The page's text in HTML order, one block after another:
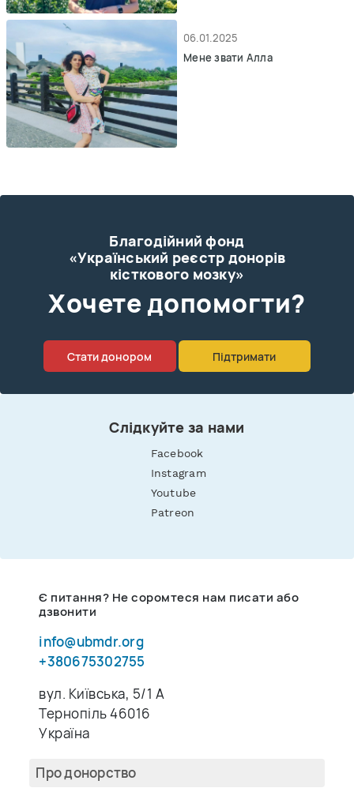
06.01.2025
Мене звати Алла
Благодійний фонд
«Український реєстр донорів
кісткового мозку»
Xочете допомогти?
Стати донором Підтримати
Слідкуйте за нами
Facebook
Instagram
Youtube
Patreon
Є питання? Не соромтеся нам писати або
дзвонити
info@ubmdr.org
+380675302755
вул. Київська, 5/1 A
Тернопіль 46016
Україна
Про донорство